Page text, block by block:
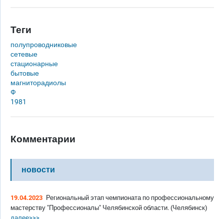
Теги
полупроводниковые
сетевые
стационарные
бытовые
магниторадиолы
Ф
1981
Комментарии
новости
19.04.2023 Региональный этап чемпионата по профессиональному
мастерству "Профессионалы" Челябинской области. (Челябинск)